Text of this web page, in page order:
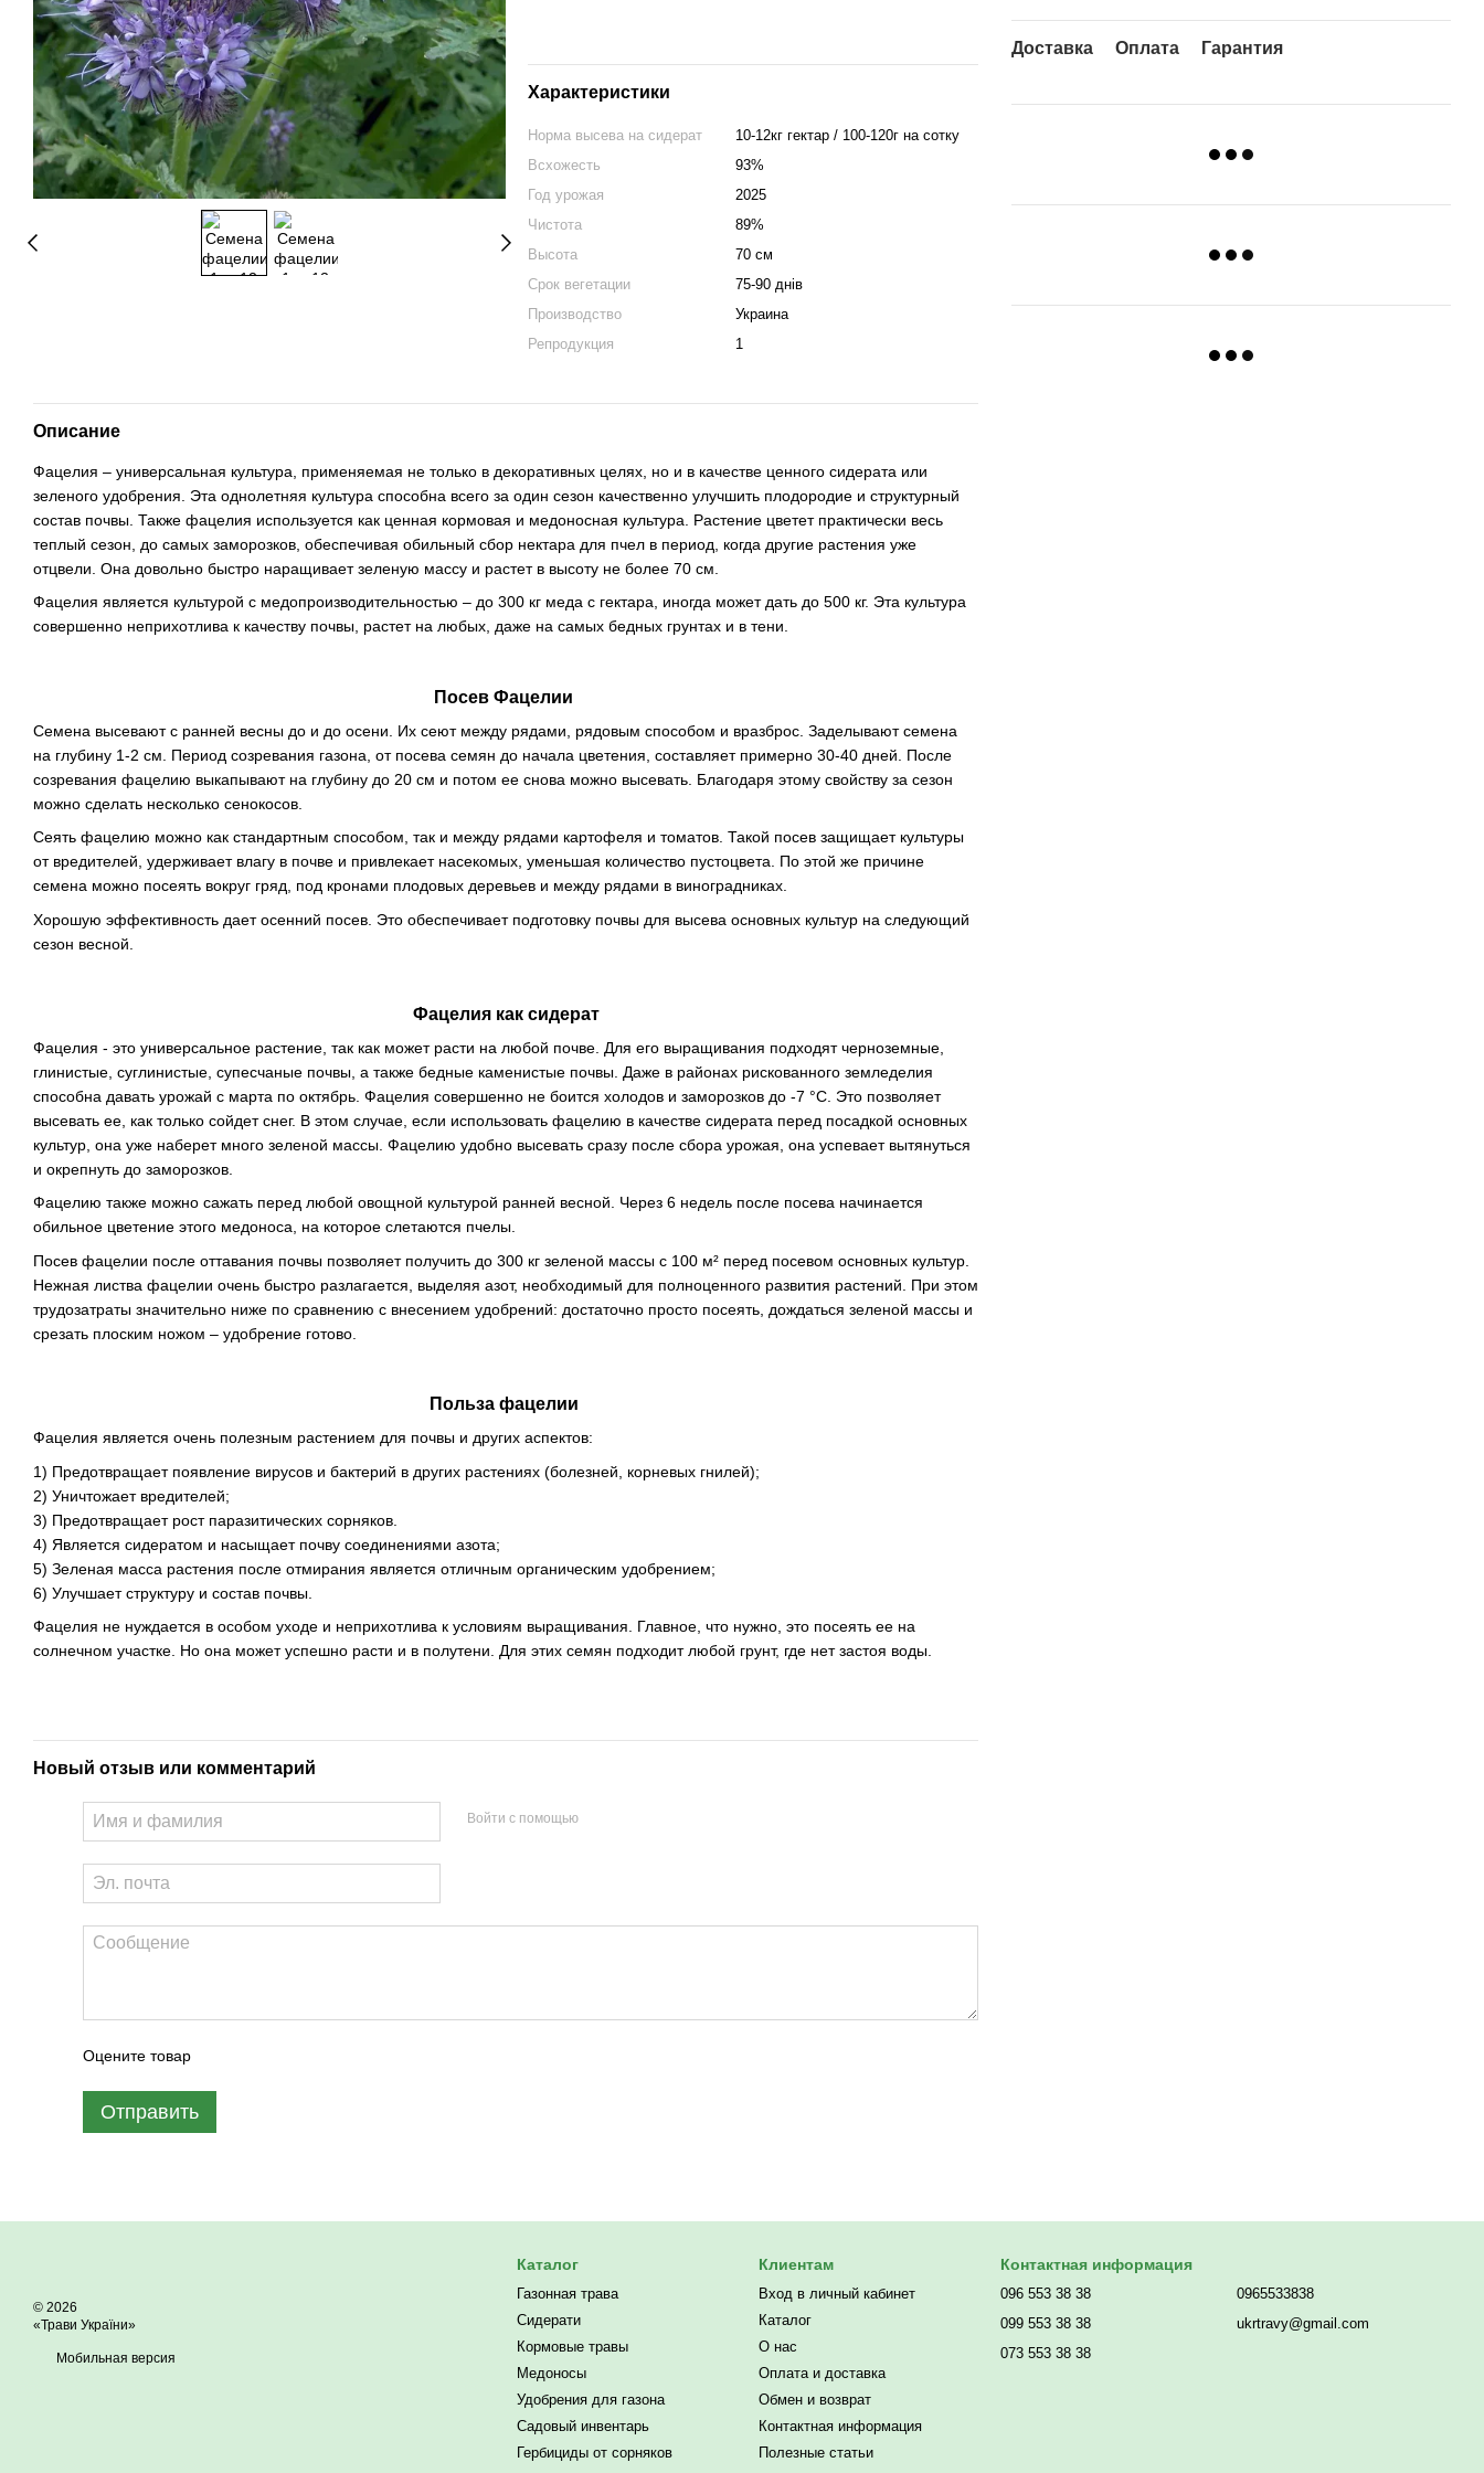
Характеристики
Норма высева на сидерат
10-12кг гектар / 100-120г на сотку
Всхожесть
93%
Год урожая
2025
Чистота
89%
Высота
70 см
Срок вегетации
75-90 днів
Производство
Украина
Репродукция
1
Доставка Оплата Гарантия
Описание
Фацелия – универсальная культура, применяемая не только в декоративных целях, но и в качестве ценного сидерата или
зеленого удобрения. Эта однолетняя культура способна всего за один сезон качественно улучшить плодородие и структурный
состав почвы. Также фацелия используется как ценная кормовая и медоносная культура. Растение цветет практически весь
теплый сезон, до самых заморозков, обеспечивая обильный сбор нектара для пчел в период, когда другие растения уже
отцвели. Она довольно быстро наращивает зеленую массу и растет в высоту не более 70 см.
Фацелия является культурой с медопроизводительностью – до 300 кг меда с гектара, иногда может дать до 500 кг. Эта культура
совершенно неприхотлива к качеству почвы, растет на любых, даже на самых бедных грунтах и в тени.
Посев Фацелии
Семена высевают с ранней весны до и до осени. Их сеют между рядами, рядовым способом и вразброс. Заделывают семена
на глубину 1-2 см. Период созревания газона, от посева семян до начала цветения, составляет примерно 30-40 дней. После
созревания фацелию выкапывают на глубину до 20 см и потом ее снова можно высевать. Благодаря этому свойству за сезон
можно сделать несколько сенокосов.
Сеять фацелию можно как стандартным способом, так и между рядами картофеля и томатов. Такой посев защищает культуры
от вредителей, удерживает влагу в почве и привлекает насекомых, уменьшая количество пустоцвета. По этой же причине
семена можно посеять вокруг гряд, под кронами плодовых деревьев и между рядами в виноградниках.
Хорошую эффективность дает осенний посев. Это обеспечивает подготовку почвы для высева основных культур на следующий
сезон весной.
Фацелия как сидерат
Фацелия - это универсальное растение, так как может расти на любой почве. Для его выращивания подходят черноземные,
глинистые, суглинистые, супесчаные почвы, а также бедные каменистые почвы. Даже в районах рискованного земледелия
способна давать урожай с марта по октябрь. Фацелия совершенно не боится холодов и заморозков до -7 °С. Это позволяет
высевать ее, как только сойдет снег. В этом случае, если использовать фацелию в качестве сидерата перед посадкой основных
культур, она уже наберет много зеленой массы. Фацелию удобно высевать сразу после сбора урожая, она успевает вытянуться
и окрепнуть до заморозков.
Фацелию также можно сажать перед любой овощной культурой ранней весной. Через 6 недель после посева начинается
обильное цветение этого медоноса, на которое слетаются пчелы.
Посев фацелии после оттавания почвы позволяет получить до 300 кг зеленой массы с 100 м² перед посевом основных культур.
Нежная листва фацелии очень быстро разлагается, выделяя азот, необходимый для полноценного развития растений. При этом
трудозатраты значительно ниже по сравнению с внесением удобрений: достаточно просто посеять, дождаться зеленой массы и
срезать плоским ножом – удобрение готово.
Польза фацелии
Фацелия является очень полезным растением для почвы и других аспектов:
1) Предотвращает появление вирусов и бактерий в других растениях (болезней, корневых гнилей);
2) Уничтожает вредителей;
3) Предотвращает рост паразитических сорняков.
4) Является сидератом и насыщает почву соединениями азота;
5) Зеленая масса растения после отмирания является отличным органическим удобрением;
6) Улучшает структуру и состав почвы.
Фацелия не нуждается в особом уходе и неприхотлива к условиям выращивания. Главное, что нужно, это посеять ее на
солнечном участке. Но она может успешно расти и в полутени. Для этих семян подходит любой грунт, где нет застоя воды.
Новый отзыв или комментарий
Войти с помощью
Оцените товар
Отправить
© 2026
«Трави України»
Мобильная версия
Каталог
Газонная трава
Сидерати
Кормовые травы
Медоносы
Удобрения для газона
Садовый инвентарь
Гербициды от сорняков
Клиентам
Вход в личный кабинет
Каталог
О нас
Оплата и доставка
Обмен и возврат
Контактная информация
Полезные статьи
Контактная информация
096 553 38 38
099 553 38 38
073 553 38 38
0965533838
ukrtravy@gmail.com